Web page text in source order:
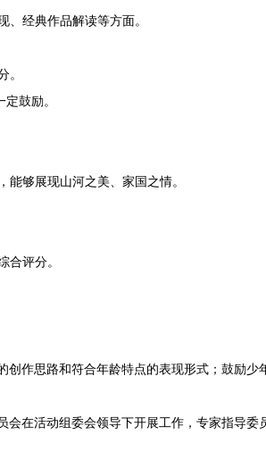
经典作品解读等方面。
。
鼓励。
够展现山河之美、家国之情。
合评分。
创作思路和符合年龄特点的表现形式；鼓励少
会在活动组委会领导下开展工作，专家指导委